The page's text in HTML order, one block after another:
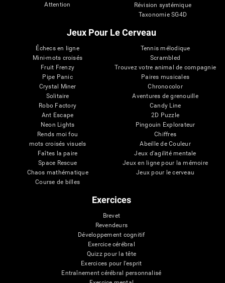
Attention
Révision systémique
Taxonomie SG4D
Jeux Pour Le Cerveau
Échecs en ligne
Mini-mots croisés
Fruit Frenzy
Pipe Panic
Crystal Miner
Solitaire
Robo Factory
Ant Escape
Neon Lights
Rends moi fou
mots croisés visuels
Faîtes la paire
Space Rescue
Chaos mathématique
Course de billes
Tennis mélodique
Scrambled
Trouvez votre animal de compagnie
Paires musicales
Chronocolor
Aventures de grenouille
Candy Line
2D Puzzle
Pingouin Explorateur
Chiffres
Abeille de Couleur
Jeux d'agilité mentale
Jeux en ligne pour la mémoire
Jeux pour le cerveau
Exercices
Brevet
Revendeurs
Développement cognitif
Exercice cérébral
Quizz pour la tête
Exercices pour l'esprit
Entraînement cérébral personnalisé